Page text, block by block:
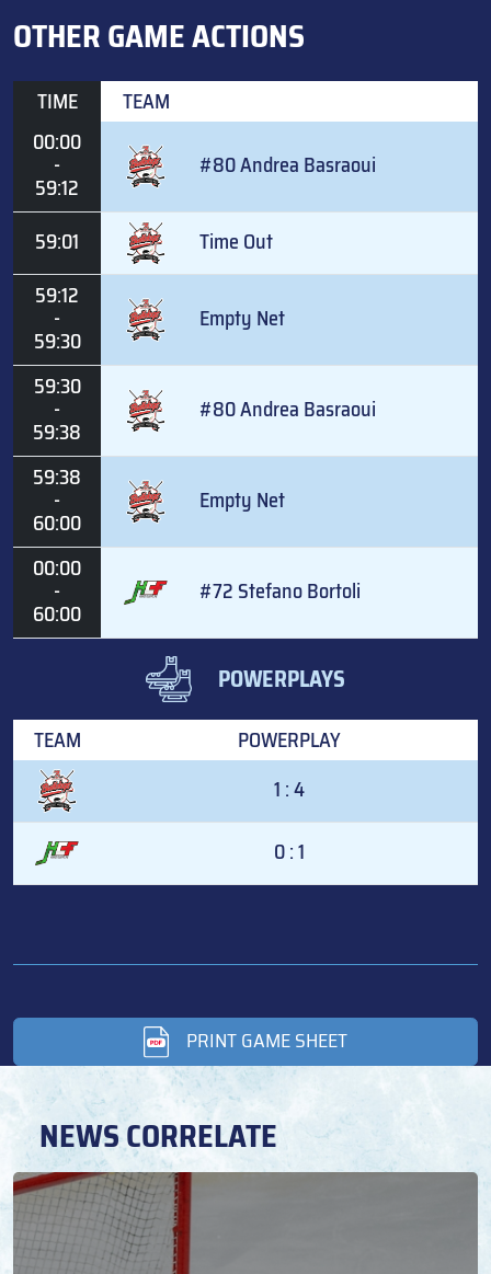
OTHER GAME ACTIONS
TIME
TEAM
00:00
-
59:12
#80 Andrea Basraoui
59:01
Time Out
59:12
-
59:30
Empty Net
59:30
-
59:38
#80 Andrea Basraoui
59:38
-
60:00
Empty Net
00:00
-
60:00
#72 Stefano Bortoli
POWERPLAYS
TEAM
POWERPLAY
1 : 4
0 : 1
PRINT GAME SHEET
NEWS CORRELATE